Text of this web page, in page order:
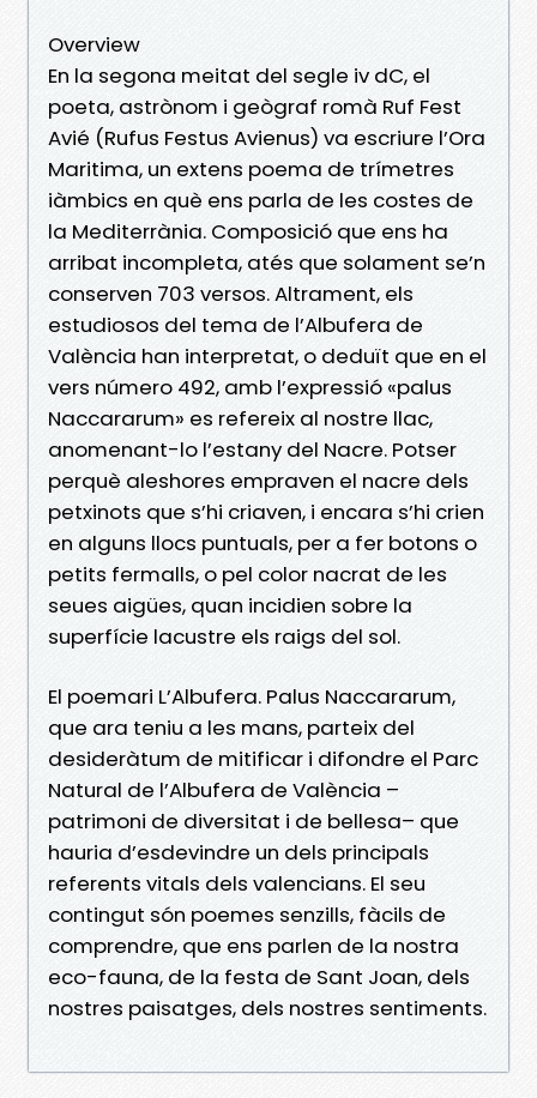
Overview
En la segona meitat del segle iv dC, el
poeta, astrònom i geògraf romà Ruf Fest
Avié (Rufus Festus Avienus) va escriure l’Ora
Maritima, un extens poema de trímetres
iàmbics en què ens parla de les costes de
la Mediterrània. Composició que ens ha
arribat incompleta, atés que solament se’n
conserven 703 versos. Altrament, els
estudiosos del tema de l’Albufera de
València han interpretat, o deduït que en el
vers número 492, amb l’expressió «palus
Naccararum» es refereix al nostre llac,
anomenant-lo l’estany del Nacre. Potser
perquè aleshores empraven el nacre dels
petxinots que s’hi criaven, i encara s’hi crien
en alguns llocs puntuals, per a fer botons o
petits fermalls, o pel color nacrat de les
seues aigües, quan incidien sobre la
superfície lacustre els raigs del sol.
El poemari L’Albufera. Palus Naccararum,
que ara teniu a les mans, parteix del
desideràtum de mitificar i difondre el Parc
Natural de l’Albufera de València –
patrimoni de diversitat i de bellesa– que
hauria d’esdevindre un dels principals
referents vitals dels valencians. El seu
contingut són poemes senzills, fàcils de
comprendre, que ens parlen de la nostra
eco-fauna, de la festa de Sant Joan, dels
nostres paisatges, dels nostres sentiments.